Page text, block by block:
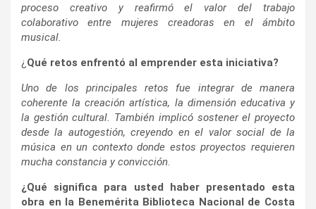
proceso creativo y reafirmó el valor del trabajo
colaborativo entre mujeres creadoras en el ámbito
musical.
¿ Qué retos enfrentó al emprender esta iniciativa?
Uno de los principales retos fue integrar de manera
coherente la creación artística, la dimensión educativa y
la gestión cultural. También implicó sostener el proyecto
desde la autogestión, creyendo en el valor social de la
música en un contexto donde estos proyectos requieren
mucha constancia y convicción.
¿Qué significa para usted haber presentado esta
obra en la Benemérita Biblioteca Nacional de Costa